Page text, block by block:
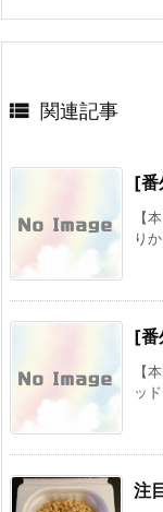
 関連記事
[番
【
り
[番
【
ッ
注